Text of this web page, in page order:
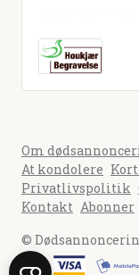
Om
At kondolere
Privatlivspolitik
Kontakt Abonner
©